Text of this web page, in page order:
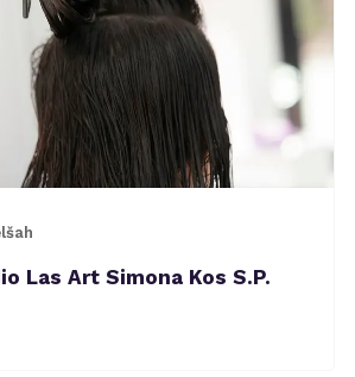
Las Art Simona Kos S.P.